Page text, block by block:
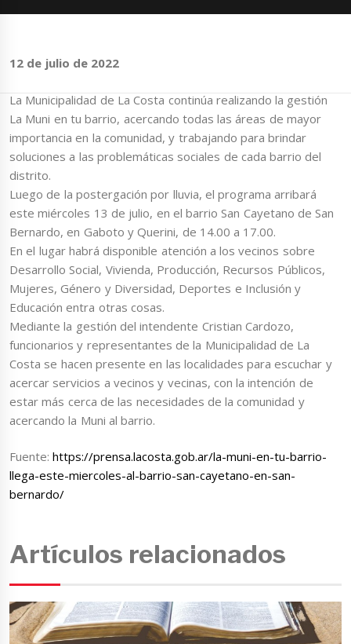
12 de julio de 2022
La Municipalidad de La Costa continúa realizando la gestión
La Muni en tu barrio, acercando todas las áreas de mayor
importancia en la comunidad, y trabajando para brindar
soluciones a las problemáticas sociales de cada barrio del
distrito.
Luego de la postergación por lluvia, el programa arribará
este miércoles 13 de julio, en el barrio San Cayetano de San
Bernardo, en Gaboto y Querini, de 14.00 a 17.00.
En el lugar habrá disponible atención a los vecinos sobre
Desarrollo Social, Vivienda, Producción, Recursos Públicos,
Mujeres, Género y Diversidad, Deportes e Inclusión y
Educación entra otras cosas.
Mediante la gestión del intendente Cristian Cardozo,
funcionarios y representantes de la Municipalidad de La
Costa se hacen presente en las localidades para escuchar y
acercar servicios a vecinos y vecinas, con la intención de
estar más cerca de las necesidades de la comunidad y
acercando la Muni al barrio.
Fuente:https://prensa.lacosta.gob.ar/la-muni-en-tu-barrio-
llega-este-miercoles-al-barrio-san-cayetano-en-san-
bernardo/
Artículos relacionados